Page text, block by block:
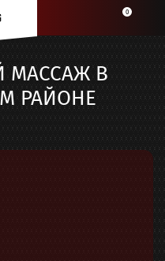
0
МАССАЖ В
РАЙОНЕ